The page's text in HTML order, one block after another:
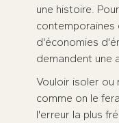
une histoire.
d'économies
demandent une
Vouloir isoler ou
comme on le
l'erreur la plus